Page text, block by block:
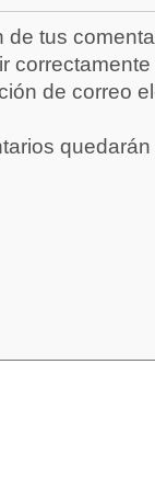
de tus
de correo